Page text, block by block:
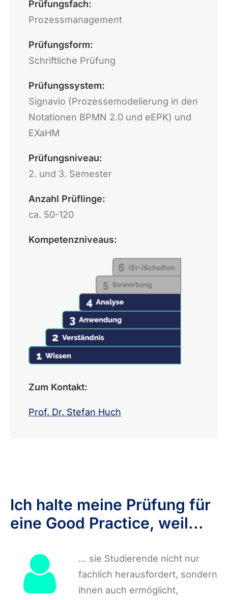
Prüfungsfach:
Prozessmanagement
Prüfungsform:
Schriftliche Prüfung
Prüfungssystem:
Signavio (Prozessemodelierung in den
Notationen BPMN 2.0 und eEPK) und
EXaHM
Prüfungsniveau:
2. und 3. Semester
Anzahl Prüflinge:
ca. 50-120
Kompetenzniveaus:
Zum Kontakt:
Prof. Dr. Stefan Huch
Ich halte meine Prüfung für
eine Good Practice, weil...
… sie Studierende nicht nur
fachlich herausfordert, sondern
ihnen auch ermöglicht,